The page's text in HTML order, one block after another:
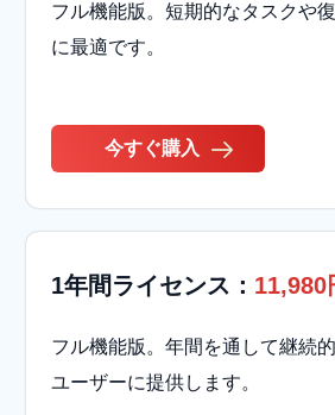
フル機能版。短期的なタスクや
に最適です。
今すぐ購入
1年間ライセンス： 11,980
フル機能版。年間を通して継続
ユーザーに提供します。